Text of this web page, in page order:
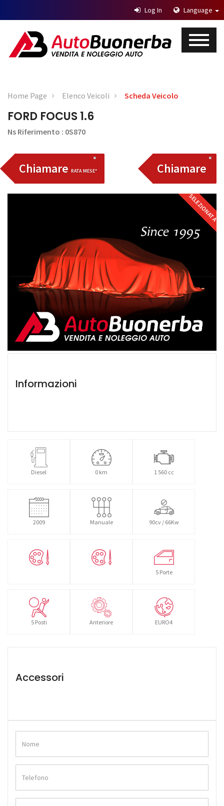
Log In Language
Home Page Elenco Veicoli Scheda Veicolo
FORD FOCUS 1.6
Ns Riferimento : 0S870
Chiamare RATA MESE* Chiamare
SELEZIONATA
Informazioni
Diesel 0 km 1 560 cc
2009 Manuale 90cv / 66Kw
5 Porte
5 Posti Anteriore EURO4
Accessori